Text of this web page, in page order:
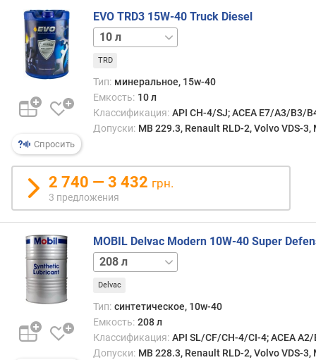
Спросить
EVO TRD3 15W-40 Truck Diesel
20 л
TRD
Тип: минеральное, 15w-40
Емкость: 10 л
Классификация: API CH-4/SJ; ACEA E7/A3/B3/
Допуски: MB 229.3, Renault RLD-2, Volvo VDS-
2 740 — 3 432 грн.
3 предложения
MOBIL Delvac Modern 10W-40 Super
20 л
Delvac
Тип: синтетическое, 10w-40
Емкость: 208 л
Классификация: API SL/CF/CH-4/CI-4; ACEA
Допуски: MB 228.3, Renault RLD-2, Volvo VDS-